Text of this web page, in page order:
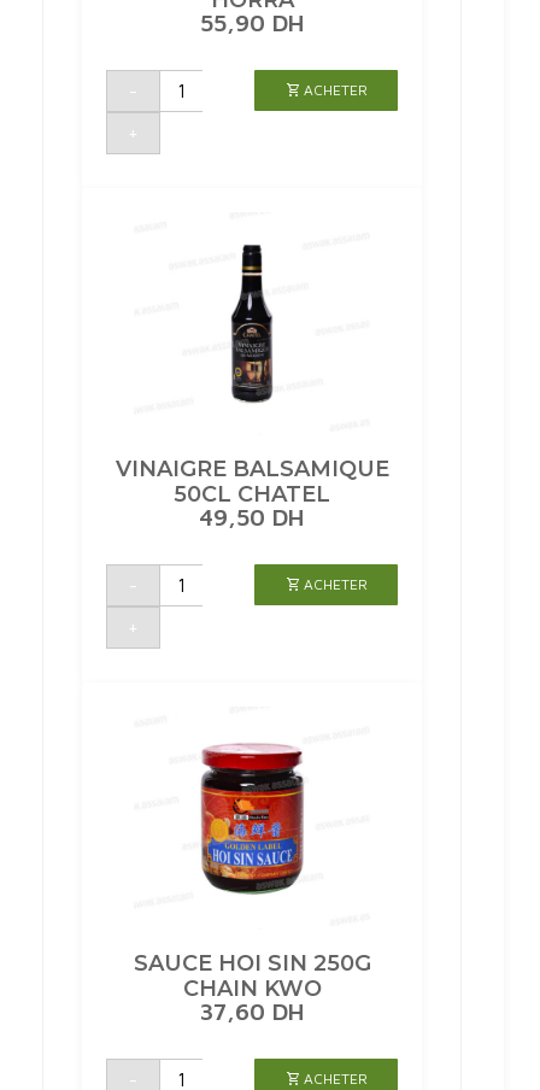
55,90 DH
-
quantité
HUILE
AL
+
ACHETER
VINAIGRE BALSAMIQUE
50CL CHATEL
49,50 DH
-
quantité
VINAIGRE
CHATEL
+
ACHETER
SAUCE HOI SIN 250G
CHAIN KWO
37,60 DH
-
quantité
ACHETER